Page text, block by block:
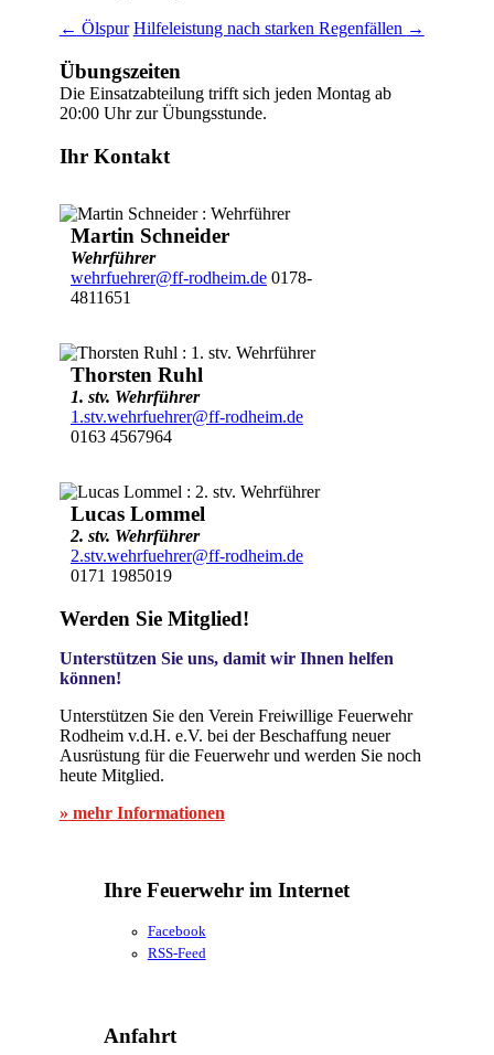
← Ölspur Hilfeleistung nach starken Regenfällen →
Übungszeiten
Die Einsatzabteilung trifft sich jeden Montag ab
20:00 Uhr zur Übungsstunde.
Ihr Kontakt
Martin Schneider
Wehrführer
wehrfuehrer@ff-rodheim.de0178-
4811651
Thorsten Ruhl
1. stv. Wehrführer
1.stv.wehrfuehrer@ff-rodheim.de
0163 4567964
Lucas Lommel
2. stv. Wehrführer
2.stv.wehrfuehrer@ff-rodheim.de
0171 1985019
Werden Sie Mitglied!
Unterstützen Sie uns, damit wir Ihnen helfen
können!
Unterstützen Sie den Verein Freiwillige Feuerwehr
Rodheim v.d.H. e.V. bei der Beschaffung neuer
Ausrüstung für die Feuerwehr und werden Sie noch
heute Mitglied.
» mehr Informationen
Ihre Feuerwehr im Internet
Facebook
RSS-Feed
Anfahrt